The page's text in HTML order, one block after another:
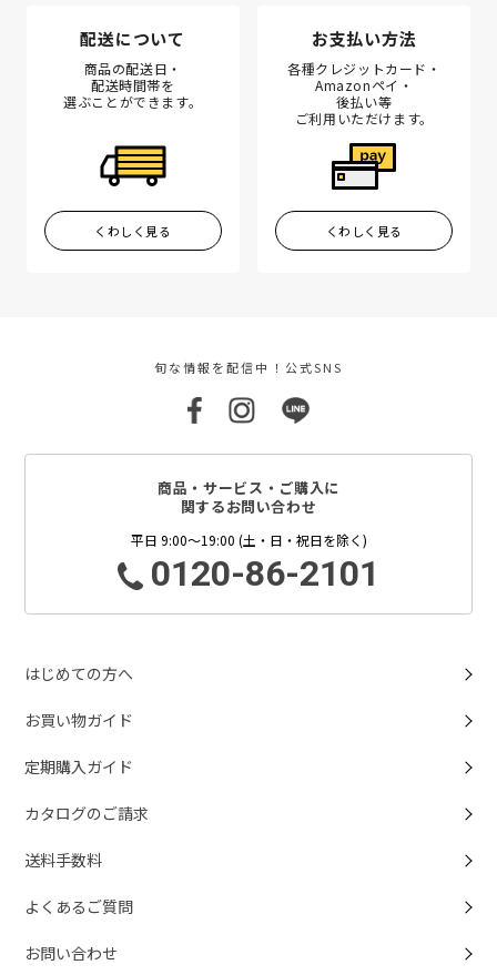
配送について
商品の配送日・
配送時間帯を
選ぶことができます。
くわしく見る
お支払い方法
各種クレジットカード・
Amazonペイ・
後払い等
ご利用いただけます。
くわしく見る
旬な情報を配信中！公式SNS
商品・サービス・ご購入に
関するお問い合わせ
平日 9:00～19:00 (土・日・祝日を除く)
0120-86-2101
はじめての方へ
お買い物ガイド
定期購入ガイド
カタログのご請求
送料手数料
よくあるご質問
お問い合わせ